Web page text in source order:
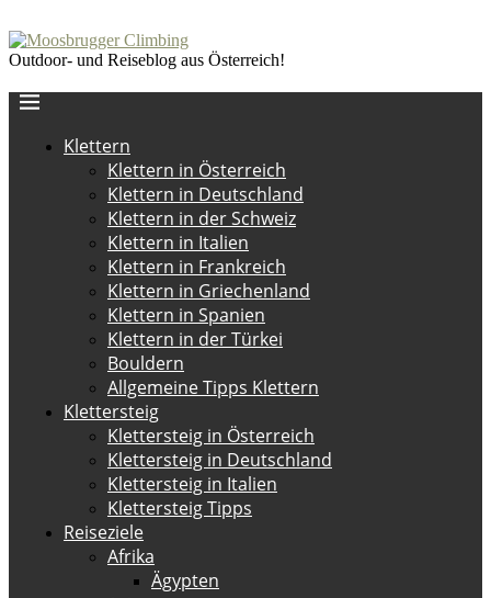
Outdoor- und Reiseblog aus Österreich!
Klettern
Klettern in Österreich
Klettern in Deutschland
Klettern in der Schweiz
Klettern in Italien
Klettern in Frankreich
Klettern in Griechenland
Klettern in Spanien
Klettern in der Türkei
Bouldern
Allgemeine Tipps Klettern
Klettersteig
Klettersteig in Österreich
Klettersteig in Deutschland
Klettersteig in Italien
Klettersteig Tipps
Reiseziele
Afrika
Ägypten